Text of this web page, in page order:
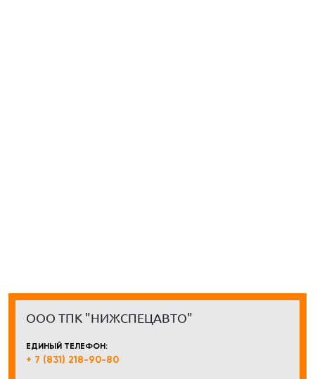
ООО ТПК "НИЖСПЕЦАВТО"
ЕДИНЫЙ ТЕЛЕФОН:
+ 7 (831) 218-90-80